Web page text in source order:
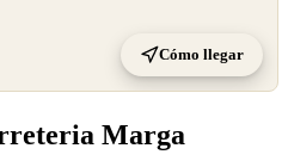
Cómo llegar
Marga